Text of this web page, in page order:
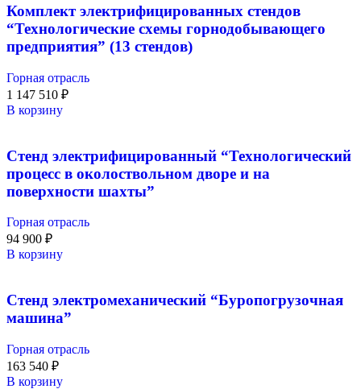
Комплект электрифицированных стендов
“Технологические схемы горнодобывающего
предприятия” (13 стендов)
Горная отрасль
1 147 510 ₽
В корзину
Стенд электрифицированный “Технологический
процесс в околоствольном дворе и на
поверхности шахты”
Горная отрасль
94 900 ₽
В корзину
Стенд электромеханический “Буропогрузочная
машина”
Горная отрасль
163 540 ₽
В корзину